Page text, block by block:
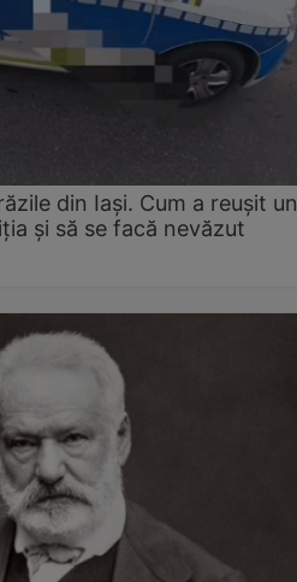
din Iași. Cum a reușit un
și să se facă nevăzut